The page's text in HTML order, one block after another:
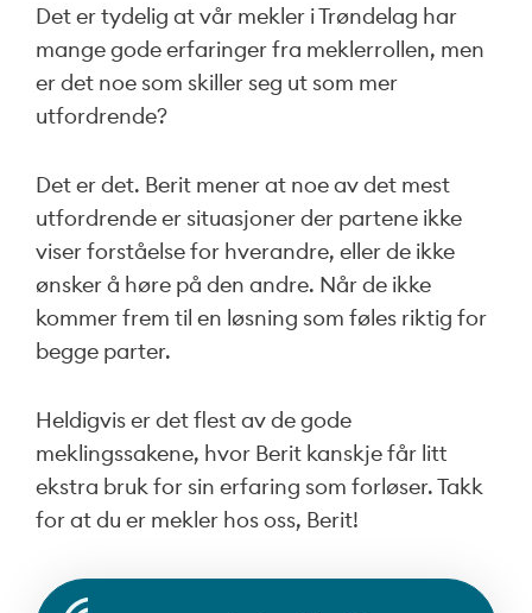
Det er tydelig at vår mekler i Trøndelag har
mange gode erfaringer fra meklerrollen, men
er det noe som skiller seg ut som mer
utfordrende?
Det er det. Berit mener at noe av det mest
utfordrende er situasjoner der partene ikke
viser forståelse for hverandre, eller de ikke
ønsker å høre på den andre. Når de ikke
kommer frem til en løsning som føles riktig for
begge parter.
Heldigvis er det flest av de gode
meklingssakene, hvor Berit kanskje får litt
ekstra bruk for sin erfaring som forløser. Takk
for at du er mekler hos oss, Berit!